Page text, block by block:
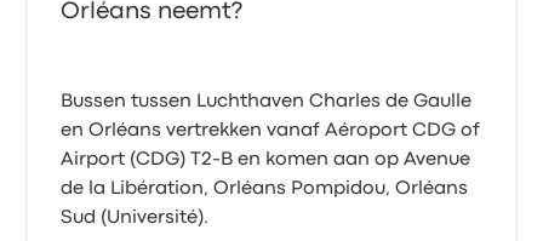
Orléans neemt?
Bussen tussen Luchthaven Charles de Gaulle
en Orléans vertrekken vanaf Aéroport CDG of
Airport (CDG) T2-B en komen aan op Avenue
de la Libération, Orléans Pompidou, Orléans
Sud (Université).